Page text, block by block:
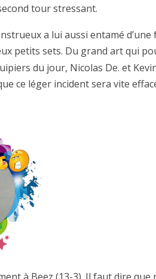
tour stressant.
a lui aussi entamé
petits sets. Du grand art qui
du jour, Nicolas De. et
ce léger incident sera vite